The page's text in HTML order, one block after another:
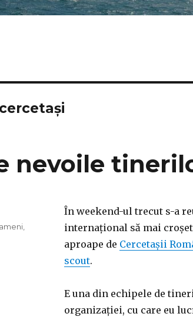
cercetași
nevoile
În weekend-ul trecut s-a
internațional să mai
aproape de Cercetașii
scout.
E una din echipele de
organizației, cu care eu